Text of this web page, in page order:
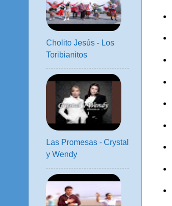
Cholito Jesús - Los
Toribianitos
Las Promesas - Crystal
y Wendy